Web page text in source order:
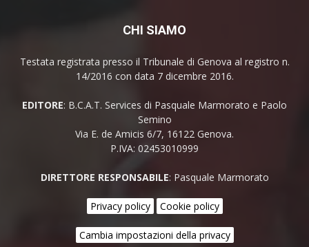
CHI SIAMO
Testata registrata presso il Tribunale di Genova al registro n.
14/2016 con data 7 dicembre 2016.
EDITORE: B.C.A.T. Services di Pasquale Marmorato e Paolo
Semino
Via E. de Amicis 6/7, 16122 Genova.
P.IVA: 02453010999
DIRETTORE RESPONSABILE: Pasquale Marmorato
Privacy policy Cookie policy
Cambia impostazioni della privacy